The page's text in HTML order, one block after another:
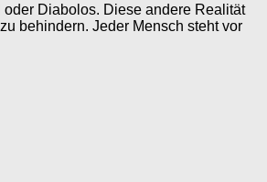
Diabolos. Diese andere Realität
behindern. Jeder Mensch steht vor